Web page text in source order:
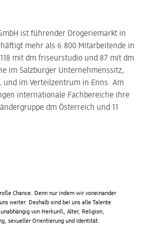
ist führender Drogeriemarkt in
mehr als 6.800 Mitarbeitende in
mit dm friseurstudio und 87 mit dm
im Salzburger Unternehmenssitz,
und im Verteilzentrum in Enns. Am
internationale Fachbereiche ihre
dm Österreich und 11
Chance. Denn nur indem wir voneinander
weiter. Deshalb sind bei uns alle Talente
von Herkunft, Alter, Religion,
sexueller Orientierung und Identität.